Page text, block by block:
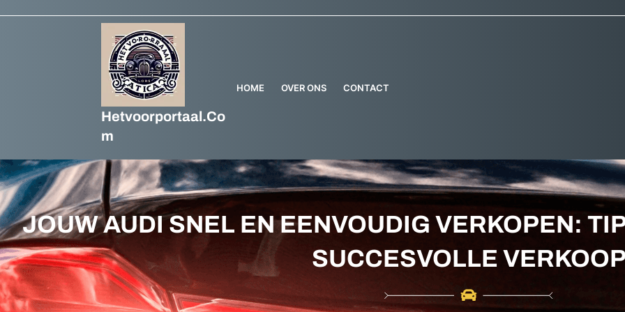
Ga
Hetvoorportaal.co
M
HOME OVER ONS CONTACT
JOUW AUDI SNEL EN EENVOUDIG VERKOPEN:
SUCCESVOLLE VERKOOP